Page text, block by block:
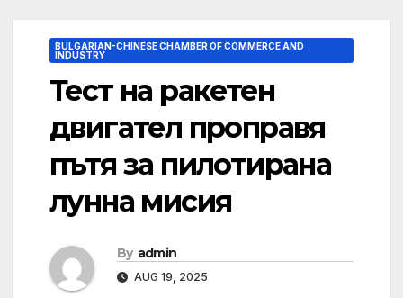
BULGARIAN-CHINESE CHAMBER OF COMMERCE AND
INDUSTRY
Тест на ракетен
двигател проправя
пътя за пилотирана
лунна мисия
By admin
AUG 19, 2025